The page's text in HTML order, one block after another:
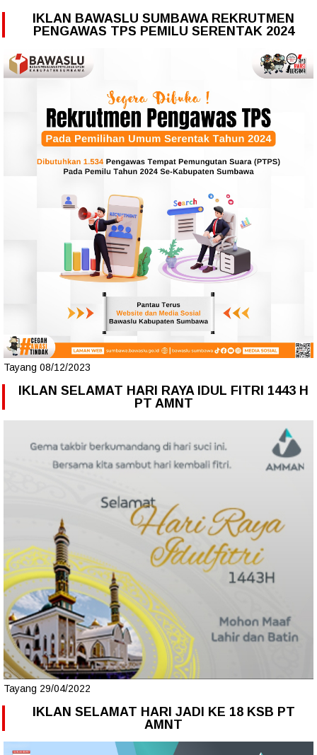
IKLAN BAWASLU SUMBAWA REKRUTMEN
PENGAWAS TPS PEMILU SERENTAK 2024
Tayang 08/12/2023
IKLAN SELAMAT HARI RAYA IDUL FITRI 1443 H
PT AMNT
Tayang 29/04/2022
IKLAN SELAMAT HARI JADI KE 18 KSB PT
AMNT